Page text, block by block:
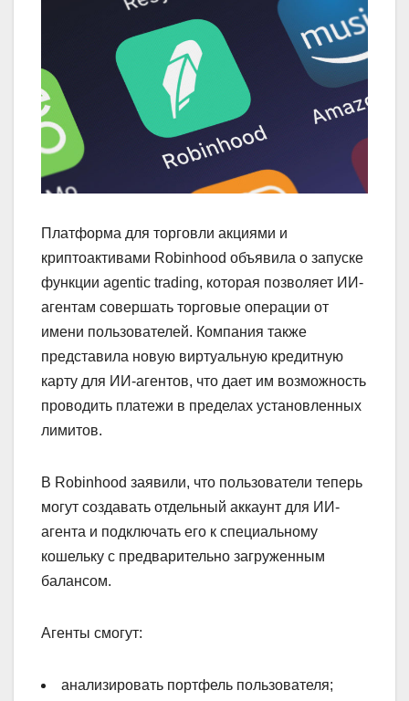
Платформа для торговли акциями и
криптоактивами Robinhood объявила о запуске
функции agentic trading, которая позволяет ИИ-
агентам совершать торговые операции от
имени пользователей. Компания также
представила новую виртуальную кредитную
карту для ИИ-агентов, что дает им возможность
проводить платежи в пределах установленных
лимитов.
В Robinhood заявили, что пользователи теперь
могут создавать отдельный аккаунт для ИИ-
агента и подключать его к специальному
кошельку с предварительно загруженным
балансом.
Агенты смогут:
анализировать портфель пользователя;